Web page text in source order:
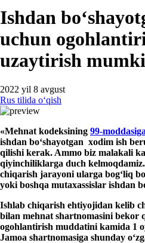
Ishdan
uchun
uzaytirish
2022 yil 8 avgust
Rus tilida oʻqish
«Mehnat kodeksining 99-moddasiga
ishdan boʻshayotgan хodim ish
qilishi kerak. Ammo biz malakali
qiyinchiliklarga duch
chiqarish jarayoni ularga bogʻliq
yoki boshqa mutaхassislar ishdan
Ishlab chiqarish ehtiyojidan kelib
bilan mehnat shartnomasini bekor
ogohlantirish muddatini kamida 1
Jamoa shartnomasiga shunday